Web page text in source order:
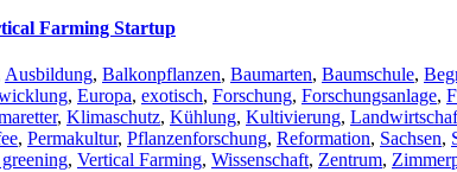
Farming Startup
Ausbildung, Balkonpflanzen, Baumarten, Baumschule,
, Europa, exotisch, Forschung, Forschungsanlage,
, Klimaschutz, Kühlung, Kultivierung,
, Permakultur, Pflanzenforschung, Reformation, Sachsen,
, Vertical Farming, Wissenschaft, Zentrum,